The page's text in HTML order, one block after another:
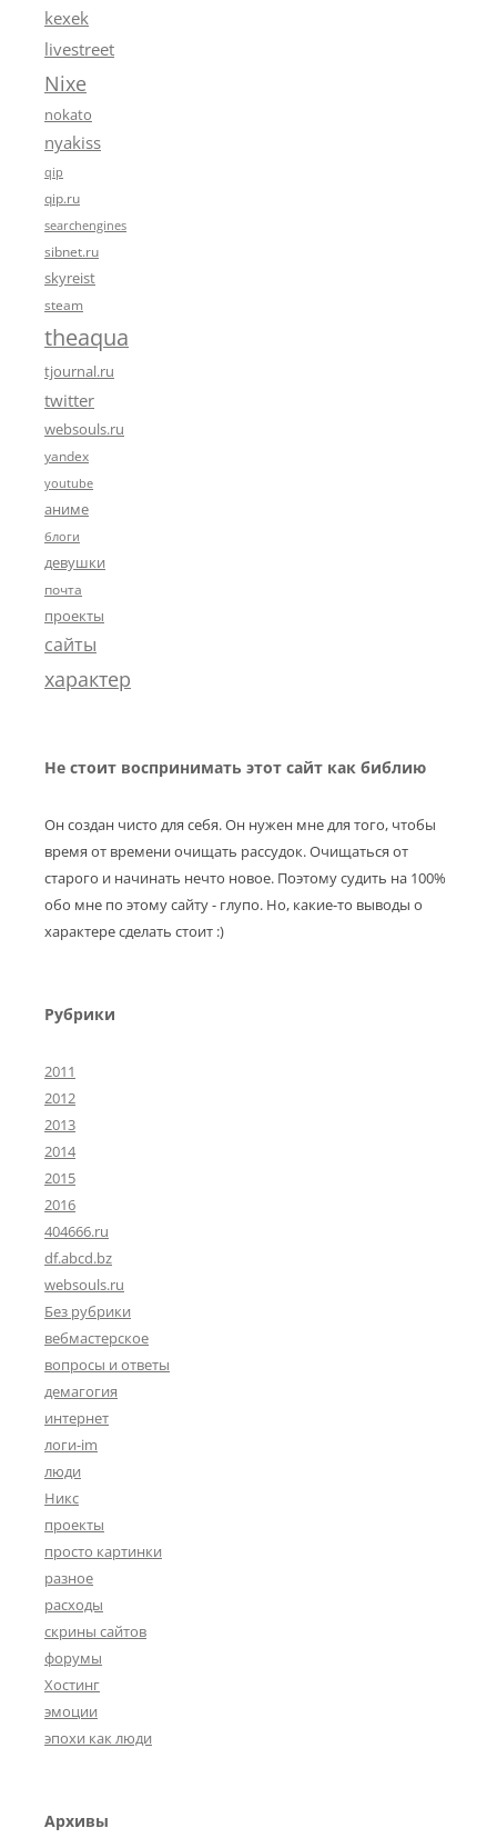
kexek
livestreet
Nixe
nokato
nyakiss
qip
qip.ru
searchengines
sibnet.ru
skyreist
steam
theaqua
tjournal.ru
twitter
websouls.ru
yandex
youtube
аниме
блоги
девушки
почта
проекты
сайты
характер
Не стоит воспринимать этот сайт как библию
Он создан чисто для себя. Он нужен мне для того, чтобы
время от времени очищать рассудок. Очищаться от
старого и начинать нечто новое. Поэтому судить на 100%
обо мне по этому сайту - глупо. Но, какие-то выводы о
характере сделать стоит :)
Рубрики
2011
2012
2013
2014
2015
2016
404666.ru
df.abcd.bz
websouls.ru
Без рубрики
вебмастерское
вопросы и ответы
демагогия
интернет
логи-im
люди
Никс
проекты
просто картинки
разное
расходы
скрины сайтов
форумы
Хостинг
эмоции
эпохи как люди
Архивы